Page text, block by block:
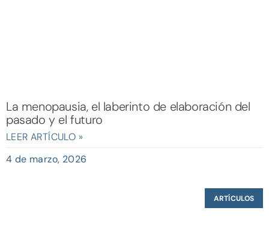
La menopausia, el laberinto de elaboración del
pasado y el futuro
LEER ARTÍCULO »
4 de marzo, 2026
ARTÍCULOS